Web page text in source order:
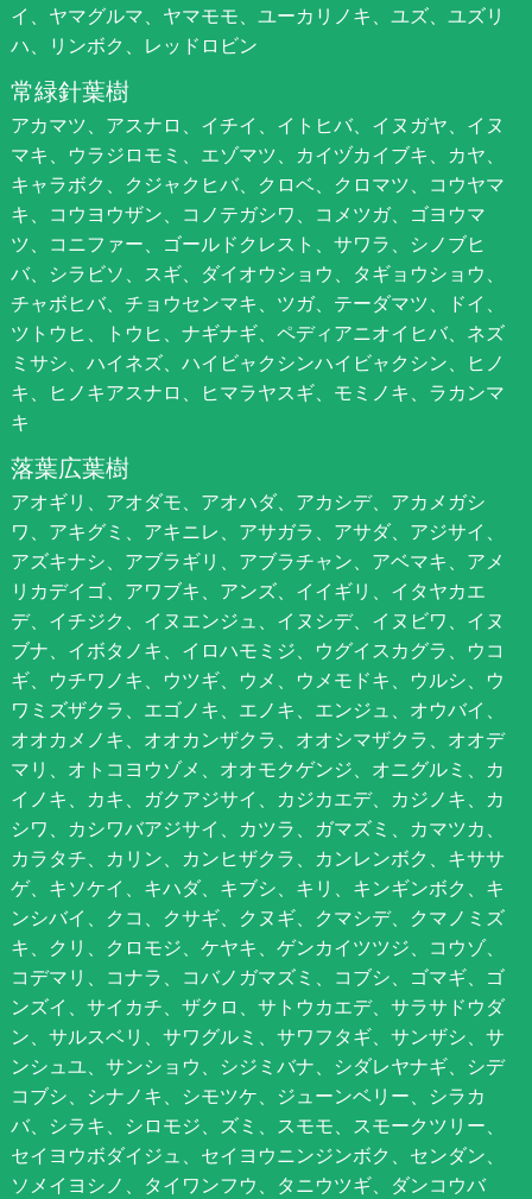
イ、ヤマグルマ、ヤマモモ、ユーカリノキ、ユズ、ユズリ
ハ、リンボク、レッドロビン
常緑針葉樹
アカマツ、アスナロ、イチイ、イトヒバ、イヌガヤ、イヌ
マキ、ウラジロモミ、エゾマツ、カイヅカイブキ、カヤ、
キャラボク、クジャクヒバ、クロベ、クロマツ、コウヤマ
キ、コウヨウザン、コノテガシワ、コメツガ、ゴヨウマ
ツ、コニファー、ゴールドクレスト、サワラ、シノブヒ
バ、シラビソ、スギ、ダイオウショウ、タギョウショウ、
チャボヒバ、チョウセンマキ、ツガ、テーダマツ、ドイ、
ツトウヒ、トウヒ、ナギナギ、ペディアニオイヒバ、ネズ
ミサシ、ハイネズ、ハイビャクシンハイビャクシン、ヒノ
キ、ヒノキアスナロ、ヒマラヤスギ、モミノキ、ラカンマ
キ
落葉広葉樹
アオギリ、アオダモ、アオハダ、アカシデ、アカメガシ
ワ、アキグミ、アキニレ、アサガラ、アサダ、アジサイ、
アズキナシ、アブラギリ、アブラチャン、アベマキ、アメ
リカデイゴ、アワブキ、アンズ、イイギリ、イタヤカエ
デ、イチジク、イヌエンジュ、イヌシデ、イヌビワ、イヌ
ブナ、イボタノキ、イロハモミジ、ウグイスカグラ、ウコ
ギ、ウチワノキ、ウツギ、ウメ、ウメモドキ、ウルシ、ウ
ワミズザクラ、エゴノキ、エノキ、エンジュ、オウバイ、
オオカメノキ、オオカンザクラ、オオシマザクラ、オオデ
マリ、オトコヨウゾメ、オオモクゲンジ、オニグルミ、カ
イノキ、カキ、ガクアジサイ、カジカエデ、カジノキ、カ
シワ、カシワバアジサイ、カツラ、ガマズミ、カマツカ、
カラタチ、カリン、カンヒザクラ、カンレンボク、キササ
ゲ、キソケイ、キハダ、キブシ、キリ、キンギンボク、キ
ンシバイ、クコ、クサギ、クヌギ、クマシデ、クマノミズ
キ、クリ、クロモジ、ケヤキ、ゲンカイツツジ、コウゾ、
コデマリ、コナラ、コバノガマズミ、コブシ、ゴマギ、ゴ
ンズイ、サイカチ、ザクロ、サトウカエデ、サラサドウダ
ン、サルスベリ、サワグルミ、サワフタギ、サンザシ、サ
ンシュユ、サンショウ、シジミバナ、シダレヤナギ、シデ
コブシ、シナノキ、シモツケ、ジューンベリー、シラカ
バ、シラキ、シロモジ、ズミ、スモモ、スモークツリー、
セイヨウボダイジュ、セイヨウニンジンボク、センダン、
ソメイヨシノ、タイワンフウ、タニウツギ、ダンコウバ